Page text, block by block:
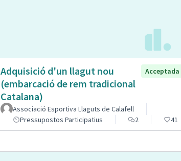
Adquisició d'un llagut nou
(embarcació de rem tradicional
Catalana)
Acceptada
Associació Esportiva Llaguts de Calafell
Pressupostos Participatius
2 41